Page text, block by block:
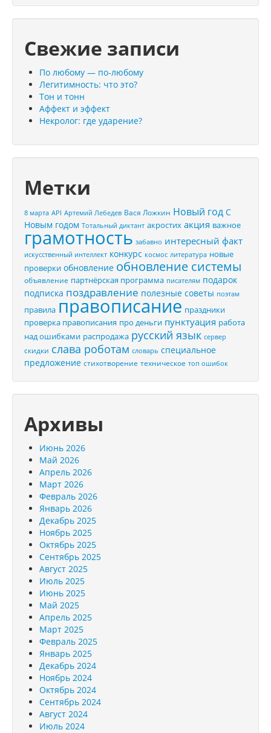
Свежие записи
По любому — по-любому
Легитимность: что это?
Тон и тонн
Аффект и эффект
Некролог: где ударение?
Метки
8 марта API Артемий Лебедев Вася Ложкин Новый год С
Новым годом Тотальный диктант акростих акция важное
грамотность забавно интересный факт
искусственный интеллект конкурс космос литература новые
проверки обновление обновление системы
объявление партнёрская программа писателям подарок
подписка поздравление полезные советы поэтам
правила правописание праздники
проверка правописания про деньги пунктуация работа
над ошибками распродажа русский язык сервер
скидки слава роботам словарь специальное
предложение стихотворение техническое топ ошибок
Архивы
Июнь 2026
Май 2026
Апрель 2026
Март 2026
Февраль 2026
Январь 2026
Декабрь 2025
Ноябрь 2025
Октябрь 2025
Сентябрь 2025
Август 2025
Июль 2025
Июнь 2025
Май 2025
Апрель 2025
Март 2025
Февраль 2025
Январь 2025
Декабрь 2024
Ноябрь 2024
Октябрь 2024
Сентябрь 2024
Август 2024
Июль 2024